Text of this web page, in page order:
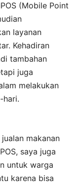
(Mobile Point
layanan
Kehadiran
tambahan
juga
melakukan
hari.
makanan
saya juga
untuk warga
karena bisa